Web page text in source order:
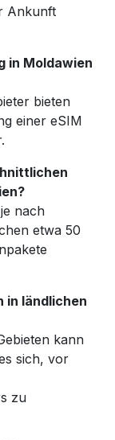
Ankunft
in Moldawien
bieten
einer eSIM
nach
etwa 50
in ländlichen
kann
sich, vor
zu